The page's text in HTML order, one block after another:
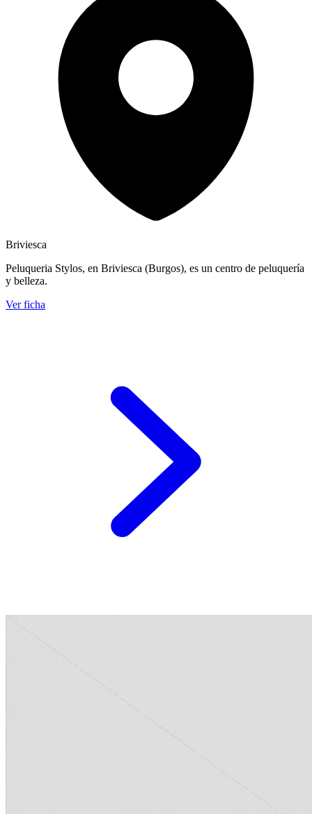
Briviesca
Peluqueria Stylos, en Briviesca (Burgos), es un centro de peluquería
y belleza.
Ver ficha